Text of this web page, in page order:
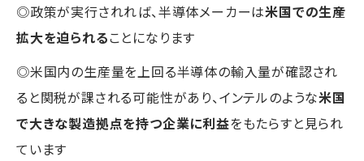
◎政策が実行されれば、半導体メーカーは米国での生産
拡大を迫られることになります
◎米国内の生産量を上回る半導体の輸入量が確認され
ると関税が課される可能性があり、インテルのような米国
で大きな製造拠点を持つ企業に利益をもたらすと見られ
ています